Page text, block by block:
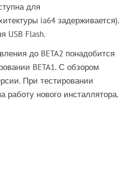
для
ia64 задерживается).
USB Flash.
до BETA2 понадобится
BETA1. С обзором
При тестировании
работу нового инсталлятора.